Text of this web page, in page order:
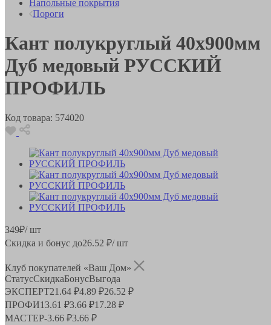
Напольные покрытия
Пороги
Кант полукруглый 40х900мм
Дуб медовый РУССКИЙ
ПРОФИЛЬ
Код товара: 574020
349₽/ шт
Скидка и бонус до26.52 ₽/ шт
Клуб покупателей «Ваш Дом»
СтатусСкидкаБонусВыгода
ЭКСПЕРТ21.64 ₽4.89 ₽26.52 ₽
ПРОФИ13.61 ₽3.66 ₽17.28 ₽
МАСТЕР-3.66 ₽3.66 ₽